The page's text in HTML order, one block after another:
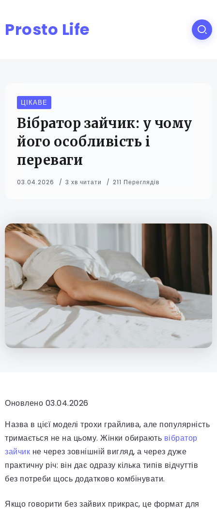
Prosto Life
ЦІКАВЕ
Вібратор зайчик: у чому
його особливість і
переваги
03.04.2026 3 хв читати 211 Переглядів
Оновлено 03.04.2026
Назва в цієї моделі трохи грайлива, але популярність
тримається не на цьому. Жінки обирають вібратор
зайчик не через зовнішній вигляд, а через дуже
практичну річ: він дає одразу кілька типів відчуттів
без потреби щось додатково комбінувати.
Якщо говорити без зайвих прикрас, це формат для